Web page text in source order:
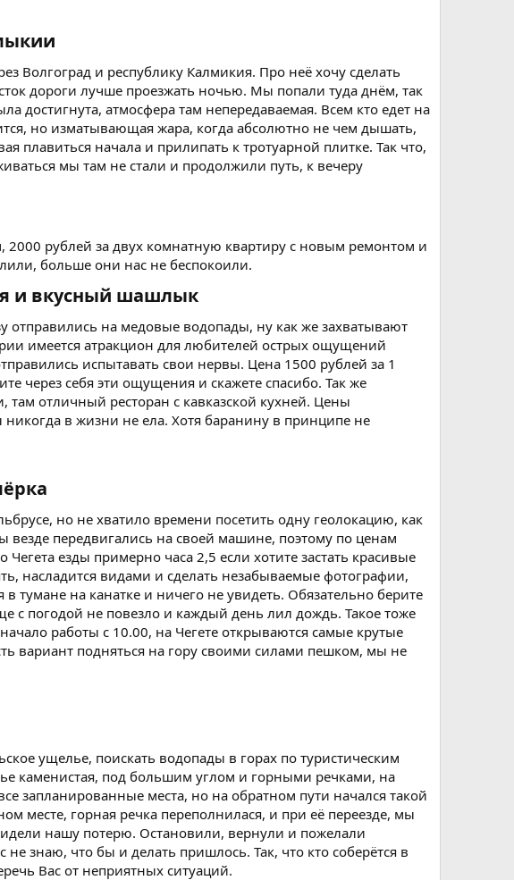
Волгоград и республику Калмикия. Про неё хочу сделать
дороги лучше проезжать ночью. Мы попали туда днём, так
достигнута, атмосфера там непередаваемая. Всем кто едет на
но изматывающая жара, когда абсолютно не чем дышать,
плавиться начала и прилипать к тротуарной плитке. Так что,
мы там не стали и продолжили путь, к вечеру
рублей за двух комнатную квартиру с новым ремонтом и
больше они нас не беспокоили.
и вкусный шашлык​
на медовые водопады, ну как же захватывают
имеется атракцион для любителей острых ощущений
испытавать свои нервы. Цена 1500 рублей за 1
через себя эти ощущения и скажете спасибо. Так же
там отличный ресторан с кавказской кухней. Цены
в жизни не ела. Хотя баранину в принципе не
но не хватило времени посетить одну геолокацию, как
везде передвигались на своей машине, поэтому по ценам
езды примерно часа 2,5 если хотите застать красивые
насладится видами и сделать незабываемые фотографии,
тумане на канатке и ничего не увидеть. Обязательно берите
с погодой не повезло и каждый день лил дождь. Такое тоже
работы с 10.00, на Чегете открываются самые крутые
вариант подняться на гору своими силами пешком, мы не
ущелье, поискать водопады в горах по туристическим
каменистая, под большим углом и горными речками, на
запланированные места, но на обратном пути начался такой
месте, горная речка переполнилася, и при её переезде, мы
нашу потерю. Остановили, вернули и пожелали
знаю, что бы и делать пришлось. Так, что кто соберётся в
Вас от неприятных ситуаций.